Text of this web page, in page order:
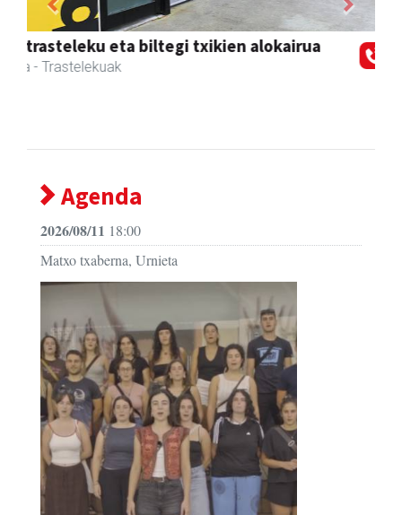
Osane belar eta eko denda
Urnieta - Akupuntura
Previous Next
Agenda
2026/08/11 18:00
Matxo txaberna, Urnieta